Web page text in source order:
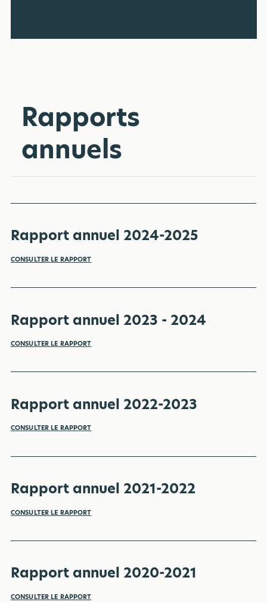
Rapports
annuels
Rapport annuel 2024-2025
CONSULTER LE RAPPORT
Rapport annuel 2023 - 2024
CONSULTER LE RAPPORT
Rapport annuel 2022-2023
CONSULTER LE RAPPORT
Rapport annuel 2021-2022
CONSULTER LE RAPPORT
Rapport annuel 2020-2021
CONSULTER LE RAPPORT